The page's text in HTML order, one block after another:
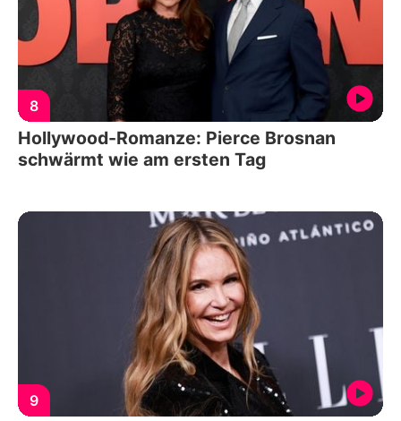
8
Hollywood-Romanze: Pierce Brosnan
schwärmt wie am ersten Tag
9